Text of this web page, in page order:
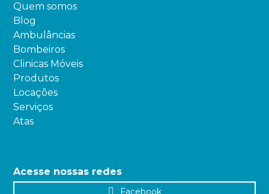
Quem somos
Blog
Ambulâncias
Bombeiros
Clinicas Móveis
Produtos
Locações
Serviços
Atas
Acesse nossas redes
Facebook